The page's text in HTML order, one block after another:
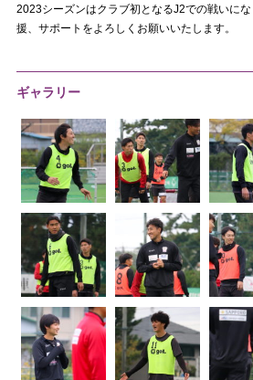
2023シーズンはクラブ初となるJ2での戦いに
援、サポートをよろしくお願いいたします。
ギャラリー